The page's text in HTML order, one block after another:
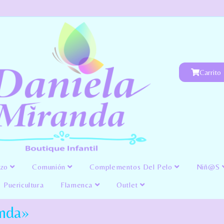
Carrito
Comunión Complementos Del Pelo Niñ@s
Puericultura Flamenca Outlet